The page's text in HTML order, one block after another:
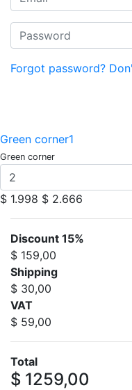
Forgot password?
Green corner1
Green corner
$ 1.998 $ 2.666
Discount 15%
$ 159,00
Shipping
$ 30,00
VAT
$ 59,00
Total
$ 1259,00